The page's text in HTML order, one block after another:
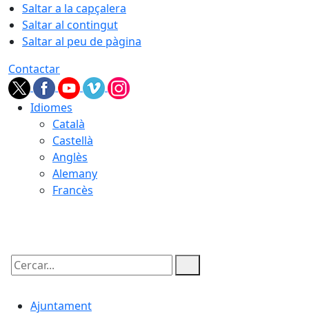
Saltar a la capçalera
Saltar al contingut
Saltar al peu de pàgina
Contactar
Idiomes
Català
Castellà
Anglès
Alemany
Francès
Cercar:
Ajuntament